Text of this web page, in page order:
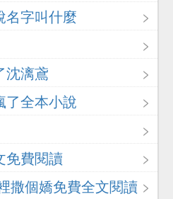
名字叫什麼
沈漓鳶
了全本小說
免費閱讀
撒個嬌免費全文閱讀